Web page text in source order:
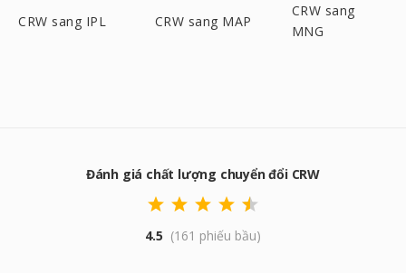
CRW sang IPL CRW sang MAP
CRW sang
MNG
Đánh giá chất lượng chuyển đổi CRW
4.5 (161 phiếu bầu)